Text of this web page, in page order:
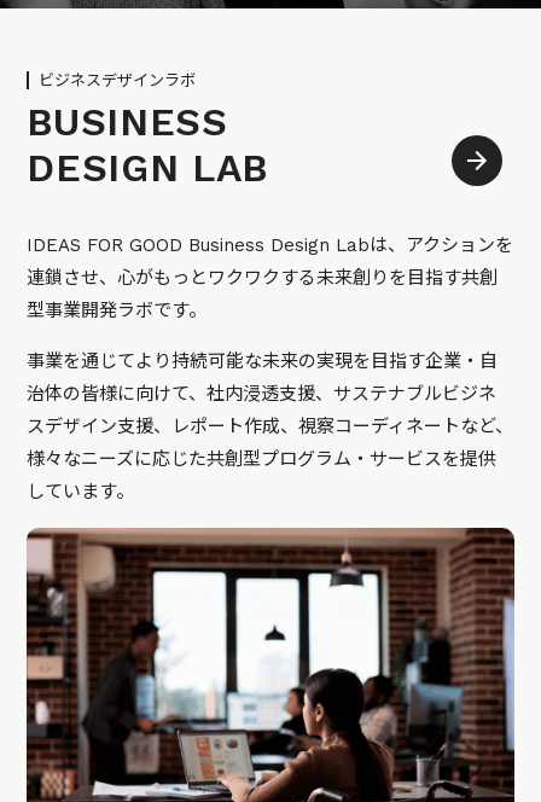
ビジネスデザインラボ
BUSINESS
DESIGN LAB
IDEAS FOR GOOD Business Design Labは、アクションを
連鎖させ、心がもっとワクワクする未来創りを目指す共創
型事業開発ラボです。
事業を通じてより持続可能な未来の実現を目指す企業・自
治体の皆様に向けて、社内浸透支援、サステナブルビジネ
スデザイン支援、レポート作成、視察コーディネートなど、
様々なニーズに応じた共創型プログラム・サービスを提供
しています。